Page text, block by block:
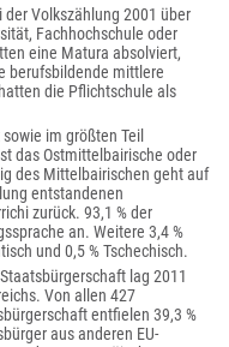
Volkszählung 2001 über
Fachhochschule oder
eine Matura absolviert,
berufsbildende mittlere
die Pflichtschule als
im größten Teil
das Ostmittelbairische oder
des Mittelbairischen geht auf
entstandenen
zurück. 93,1 % der
an. Weitere 3,4 %
und 0,5 % Tschechisch.
lag 2011
Von allen 427
entfielen 39,3 %
aus anderen EU-